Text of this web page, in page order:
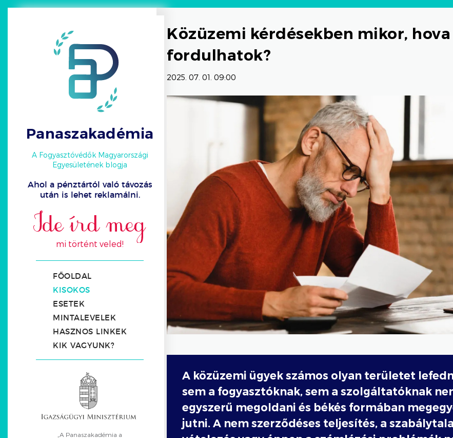
Panaszakadémia
A Fogyasztóvédők Magyarországi
Egyesületének blogja
Ahol a pénztártól való távozás
után is lehet reklamálni.
mi történt veled!
FŐOLDAL
KISOKOS
ESETEK
MINTALEVELEK
HASZNOS LINKEK
KIK VAGYUNK?
„A Panaszakadémia a
Közüzemi kérdésekben mikor, hova
fordulhatok?
2025. 07. 01. 09:00
A közüzemi ügyek számos olyan területet
sem a fogyasztóknak, sem a szolgáltatóknak
egyszerű megoldani és békés formában
jutni. A nem szerződéses teljesítés, a